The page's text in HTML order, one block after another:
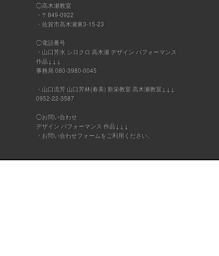
◯高木瀬教室
・〒849-0922
・佐賀市高木瀬東3-15-23
◯電話番号
・山口芳水 シロクロ 高木瀬 デザイン パフォーマンス
作品↓↓↓
事務局 080-3980-0045
・山口流芳 山口芳林(春美) 新栄教室 高木瀬教室↓↓↓
0952-22-3587
◯お問い合わせ
デザイン パフォーマンス 作品↓↓↓
・ お問い合わせフォームをご利用ください。